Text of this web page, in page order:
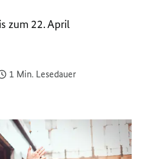
zum 22. April
1 Min. Lesedauer